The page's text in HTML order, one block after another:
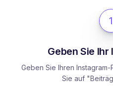
1
Geben Sie
Geben Sie Ihren
Sie auf